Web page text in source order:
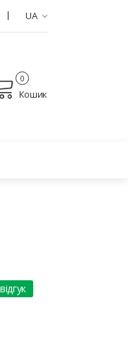
UA
Кошик
0